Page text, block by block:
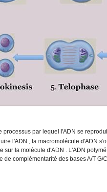
processus par lequel l'ADN se
l'ADN , la macromolécule d'ADN
sur la molécule d'ADN . L'ADN
complémentarité des bases A/T G/